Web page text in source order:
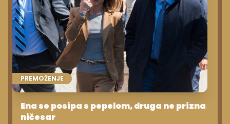
PREMOŽENJE
Ena se posipa s pepelom, druga ne prizna
ničesar